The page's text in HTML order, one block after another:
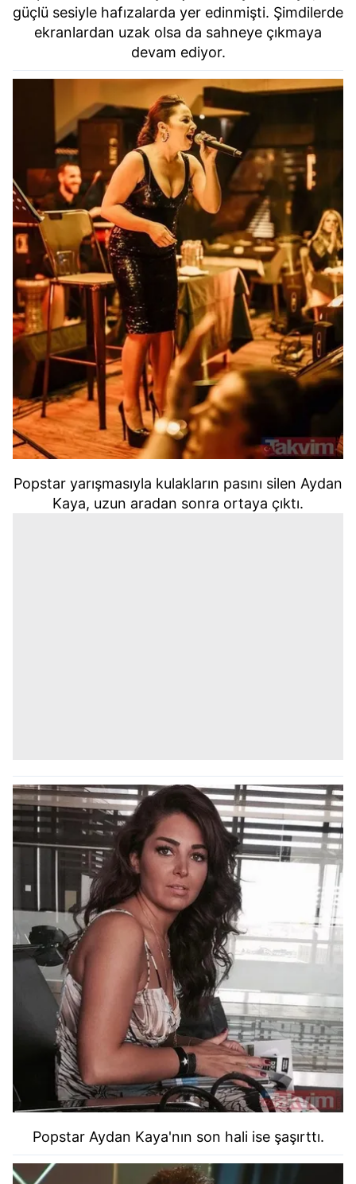
güçlü sesiyle hafızalarda yer edinmişti. Şimdilerde
ekranlardan uzak olsa da sahneye çıkmaya
devam ediyor.
Popstar yarışmasıyla kulakların pasını silen Aydan
Kaya, uzun aradan sonra ortaya çıktı.
Popstar Aydan Kaya'nın son hali ise şaşırttı.